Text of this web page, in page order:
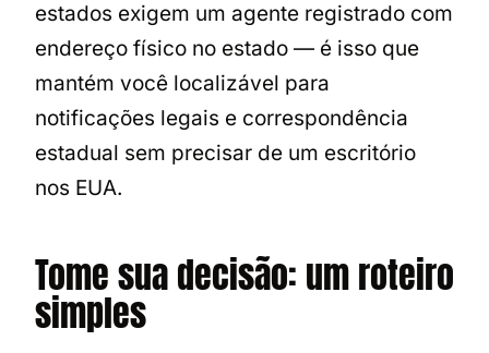
estados exigem um agente registrado com
endereço físico no estado — é isso que
mantém você localizável para
notificações legais e correspondência
estadual sem precisar de um escritório
nos EUA.
Tome sua decisão: um roteiro
simples